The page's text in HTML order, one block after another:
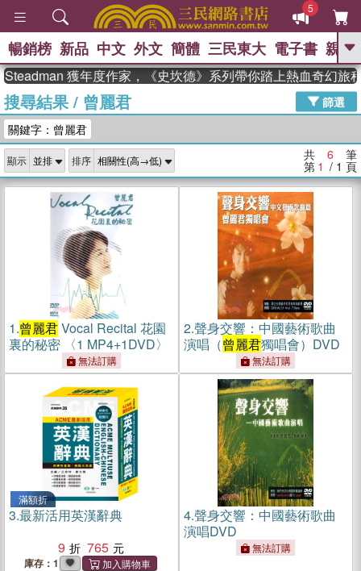
5
GO
高希均教授回憶錄
、 The Odyssey 、 父親節 、 花開錦
李登輝時代 、 數學女孩：黎曼猜想
、
如果歷史是一
群喵 、 臺灣漫遊錄
暢銷榜 新品 中文 外文 簡體 三民東大 電子書 親子
獲年度作家，《史坎德》系列帶你踏上熱血奇幻旅程
搜尋結果/ 曾麗君
篩選
關鍵字：曾麗君
顯示 排序 共 6 筆
第 1 / 1 頁
1.曾麗君Vocal Recital 花園
裏的秘密 〈1 MP4+1DVD〉
無法訂購
2.聲身交響：中國藝術歌曲
演唱（曾麗君獨唱會）DVD
無法訂購
滿額折
3.最新活用英漢辭典
9
765
庫存：1
4.聲身交響：中國藝術歌曲
演唱DVD
無法訂購